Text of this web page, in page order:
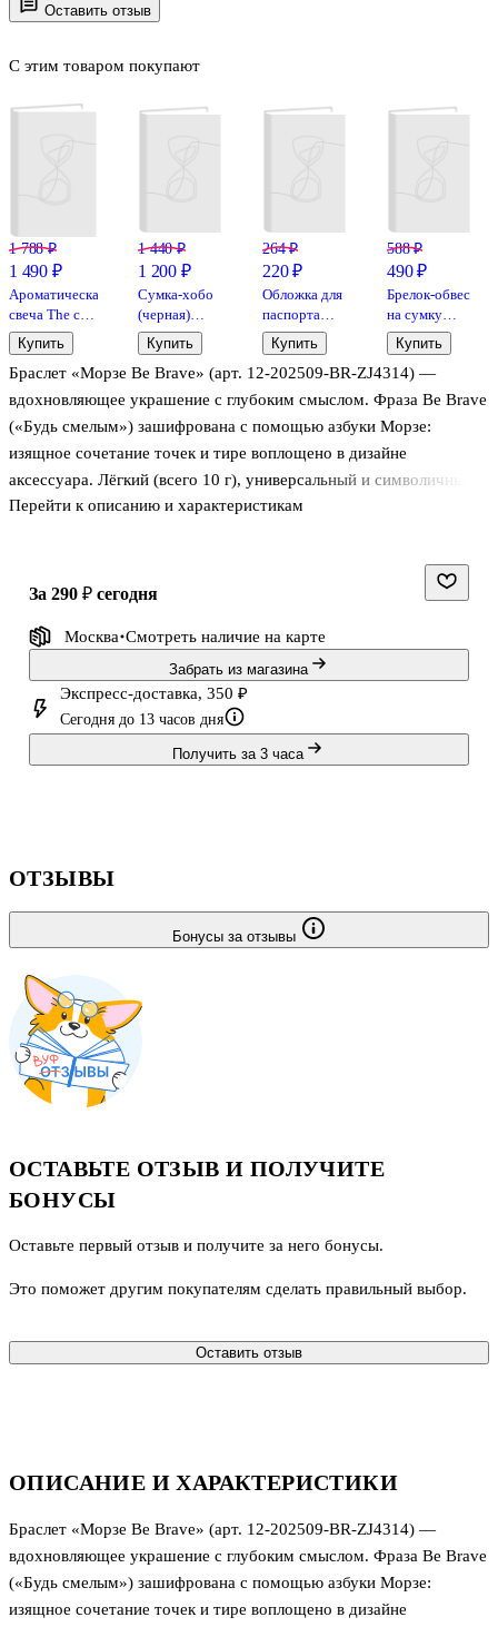
Оставить отзыв
Браслет «Морзе Be Brave» (арт. 12‑202509‑BR‑ZJ4314) —
вдохновляющее украшение с глубоким смыслом. Фраза Be Brave
(«Будь смелым») зашифрована с помощью азбуки Морзе:
изящное сочетание точек и тире воплощено в дизайне
аксессуара. Лёгкий (всего 10 г), универсальный и символичный
— станет вашим личным талисманом на каждый день.
Перейти к описанию и характеристикам
С этим товаром покупают
1 788 ₽
1 490 ₽
Ароматическая
свеча The call
of Cthulhu
(Древесина
Рльеха)
(220мл)
Купить
1 440 ₽
1 200 ₽
Сумка-хобо
(черная)
(текстиль)
(22х36) (12-
12721-
202509-NI-
Купить
264 ₽
220 ₽
Обложка для
паспорта
Black is my
happy color
(ПВХ бокс)
(ОП2021-
Купить
588 ₽
490 ₽
Брелок-обвес
на сумку
Собачка с
бусинами
(плюш)
(12см) (12-
202510-SPT-
33)
Купить
за 290 ₽ сегодня
Москва Смотреть наличие на карте
Забрать из магазина
Экспресс-доставка, 350 ₽
Сегодня до 13 часов дня
Получить за 3 часа
ОПИСАНИЕ И ХАРАКТЕРИСТИКИ
Браслет «Морзе Be Brave» (арт. 12‑202509‑BR‑ZJ4314) —
вдохновляющее украшение с глубоким смыслом. Фраза Be Brave
(«Будь смелым») зашифрована с помощью азбуки Морзе:
изящное сочетание точек и тире воплощено в дизайне
ОТЗЫВЫ
Бонусы за отзывы
ОСТАВЬТЕ ОТЗЫВ И ПОЛУЧИТЕ
БОНУСЫ
Оставьте первый отзыв и получите за него бонусы.
Это поможет другим покупателям сделать правильный выбор.
Оставить отзыв